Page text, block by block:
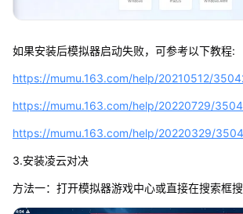
如果安装后模拟器启动失败，可参考以下教程:
https://mumu.163.com/help/20210512/
https://mumu.163.com/help/20220729/
https://mumu.163.com/help/20220329/
3.安装凌云对决
方法一：打开模拟器游戏中心或直接在搜索框搜